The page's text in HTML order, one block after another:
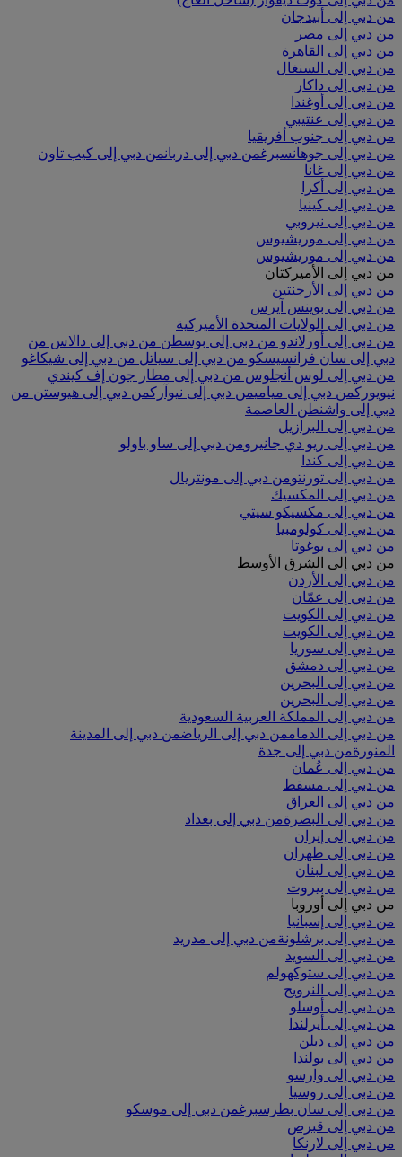
من دبي إلى أبيدجان
من دبي إلى مصر
من دبي إلى القاهرة
من دبي إلى السنغال
من دبي إلى داكار
من دبي إلى أوغندا
من دبي إلى عنتيبي
من دبي إلى جنوب أفريقيا
من دبي إلى جوهانسبرغمن دبي إلى دربانمن دبي إلى كيب تاون
من دبي إلى غانا
من دبي إلى أكرا
من دبي إلى كينيا
من دبي إلى نيروبي
من دبي إلى موريشيوس
من دبي إلى موريشيوس
من دبي إلى الأميركتان
من دبي إلى الأرجنتين
من دبي إلى بوينس آيرس
من دبي إلى الولايات المتحدة الأميركية
من دبي إلى أورلاندو من دبي إلى بوسطن من دبي إلى دالاس من
دبي إلى سان فرانسيسكو من دبي إلى سياتل من دبي إلى شيكاغو
من دبي إلى لوس أنجلوس من دبي إلى مطار جون إف كيندي
نيويوركمن دبي إلى مياميمن دبي إلى نيوآركمن دبي إلى هيوستن من
دبي إلى واشنطن العاصمة
من دبي إلى البرازيل
من دبي إلى ريو دي جانيرومن دبي إلى ساو باولو
من دبي إلى كندا
من دبي إلى تورنتومن دبي إلى مونتريال
من دبي إلى المكسيك
من دبي إلى مكسيكو سيتي
من دبي إلى كولومبيا
من دبي إلى بوغوتا
من دبي إلى الشرق الأوسط
من دبي إلى الأردن
من دبي إلى عمّان
من دبي إلى الكويت
من دبي إلى الكويت
من دبي إلى سوريا
من دبي إلى دمشق
من دبي إلى البحرين
من دبي إلى البحرين
من دبي إلى المملكة العربية السعودية
من دبي إلى الدماممن دبي إلى الرياضمن دبي إلى المدينة
المنورةمن دبي إلى جدة
من دبي إلى عُمان
من دبي إلى مسقط
من دبي إلى العراق
من دبي إلى البصرةمن دبي إلى بغداد
من دبي إلى إيران
من دبي إلى طهران
من دبي إلى لبنان
من دبي إلى بيروت
من دبي إلى أوروبا
من دبي إلى إسبانيا
من دبي إلى برشلونةمن دبي إلى مدريد
من دبي إلى السويد
من دبي إلى ستوكهولم
من دبي إلى النرويج
من دبي إلى أوسلو
من دبي إلى أيرلندا
من دبي إلى دبلن
من دبي إلى بولندا
من دبي إلى وارسو
من دبي إلى روسيا
من دبي إلى سان بطرسبرغمن دبي إلى موسكو
من دبي إلى قبرص
من دبي إلى لارنكا